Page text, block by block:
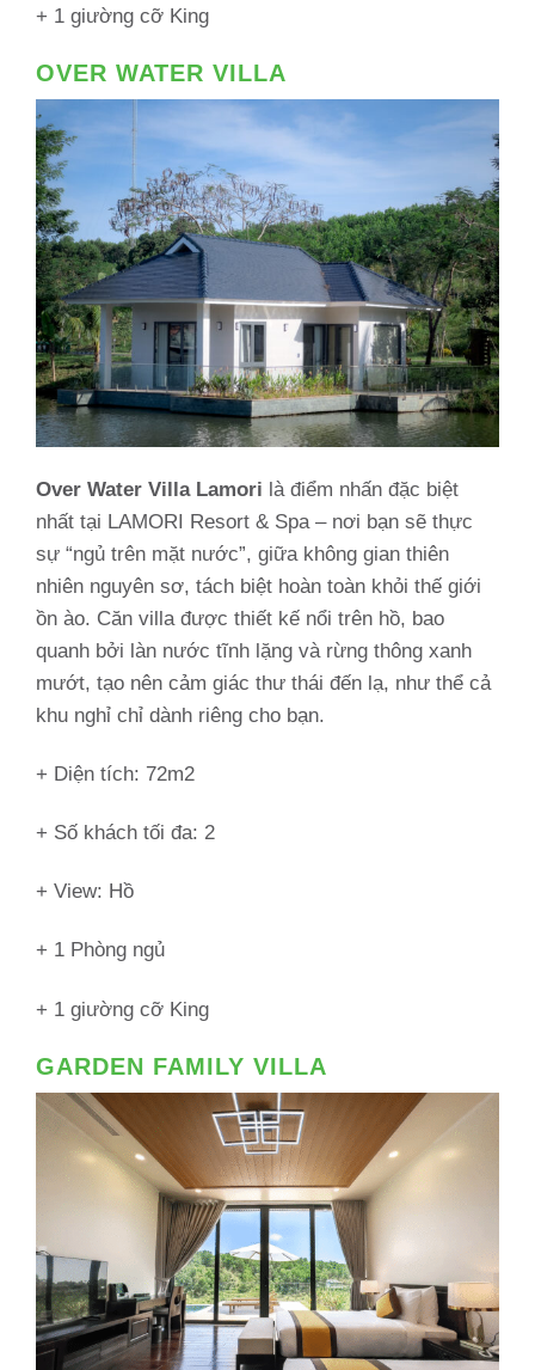
+ 1 giường cỡ King
OVER WATER VILLA
Over Water Villa Lamori là điểm nhấn đặc biệt
nhất tại LAMORI Resort & Spa – nơi bạn sẽ thực
sự “ngủ trên mặt nước”, giữa không gian thiên
nhiên nguyên sơ, tách biệt hoàn toàn khỏi thế giới
ồn ào. Căn villa được thiết kế nổi trên hồ, bao
quanh bởi làn nước tĩnh lặng và rừng thông xanh
mướt, tạo nên cảm giác thư thái đến lạ, như thể cả
khu nghỉ chỉ dành riêng cho bạn.
+ Diện tích: 72m2
+ Số khách tối đa: 2
+ View: Hồ
+ 1 Phòng ngủ
+ 1 giường cỡ King
GARDEN FAMILY VILLA